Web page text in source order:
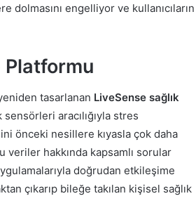
dolmasını engelliyor ve kullanıcıların
Platformu
tasarlanan LiveSense sağlık
aracılığıyla stres
önceki nesillere kıyasla çok daha
veriler hakkında kapsamlı sorular
doğrudan etkileşime
çıkarıp bileğe takılan kişisel sağlık